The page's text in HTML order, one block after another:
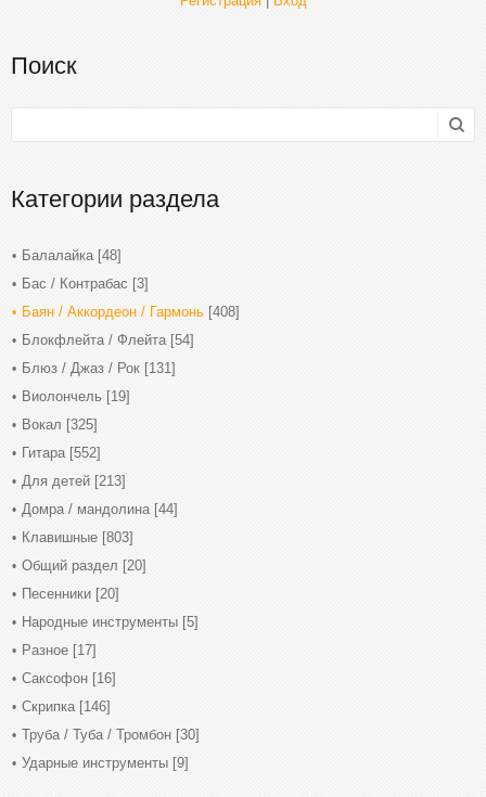
Поиск
Категории раздела
Балалайка [48]
Бас / Контрабас [3]
Баян / Аккордеон / Гармонь [408]
Блокфлейта / Флейта [54]
Блюз / Джаз / Рок [131]
Виолончель [19]
Вокал [325]
Гитара [552]
Для детей [213]
Домра / мандолина [44]
Клавишные [803]
Общий раздел [20]
Песенники [20]
Народные инструменты [5]
Разное [17]
Саксофон [16]
Скрипка [146]
Труба / Туба / Тромбон [30]
Ударные инструменты [9]